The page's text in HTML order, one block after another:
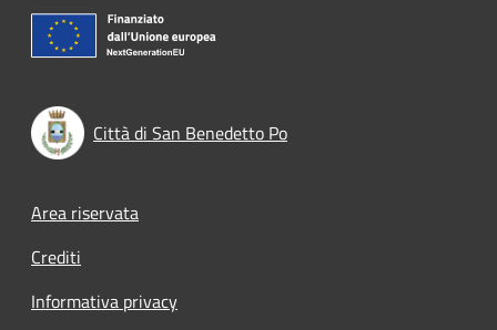
Città di San Benedetto Po
Footer menu
Area riservata
Crediti
Informativa privacy